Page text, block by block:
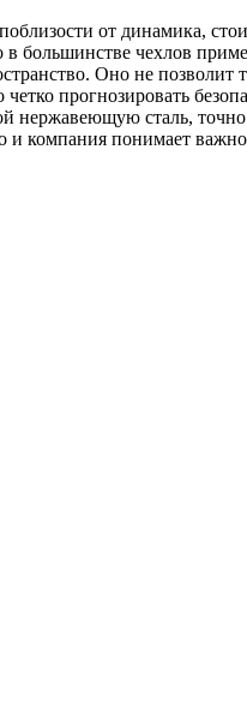
от динамика,
в большинстве чехлов
Оно не позволит
прогнозировать
нержавеющую сталь,
и компания понимает